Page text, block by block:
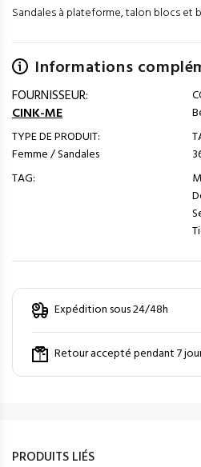
Sandales à plateforme, talon blocs et
Informations
FOURNISSEUR:
CINK-ME
TYPE DE PRODUIT:
Femme / Sandales
TAG:
Expédition sous 24/48h
Retour accepté pendant 7
PRODUITS LIÉS